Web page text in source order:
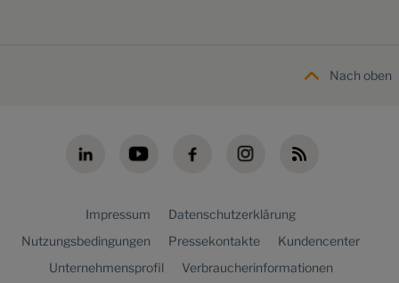
Nach oben
Impressum
Datenschutzerklärung
Nutzungsbedingungen
Pressekontakte
Kundencenter
Unternehmensprofil
Verbraucherinformationen